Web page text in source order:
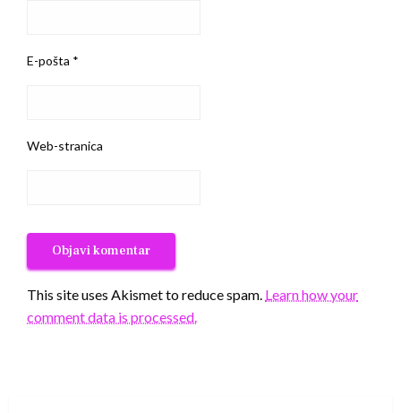
E-pošta *
Web-stranica
This site uses Akismet to reduce spam. Learn how your
comment data is processed.